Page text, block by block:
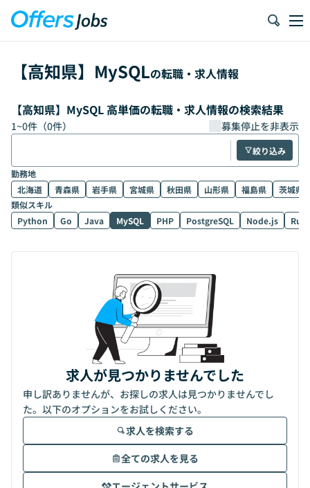
【高知県】 MySQLの転職・求人情報
【高知県】MySQL 高単価の転職・求人情報の検索結果
1~0件（0件） 募集停止を非表示
絞り込み
勤務地
北海道
青森県 岩手県 宮城県 秋田県 山形県 福島県
茨城県
類似スキル
Python
Go Java MySQL PHP PostgreSQL Node.js
求人が見つかりませんでした
申し訳ありませんが、お探しの求人は見つかりませんでし
た。以下のオプションをお試しください。
求人を検索する
全ての求人を見る